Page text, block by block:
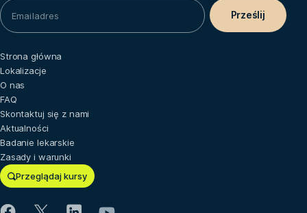
Przeglądaj kursy
Strona główna
Lokalizacje
O nas
FAQ
Skontaktuj się z nami
Aktualności
Badanie lekarskie
Zasady i warunki